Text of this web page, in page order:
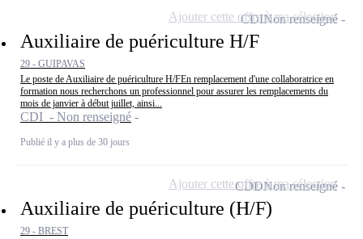
Auxiliaire de puériculture H/F
29 - GUIPAVAS
Le poste de Auxiliaire de puériculture H/FEn remplacement d'une collaboratrice en
formation nous recherchons un professionnel pour assurer les remplacements du
mois de janvier à début juillet, ainsi...
CDI - Non renseigné
Publié il y a plus de 30 jours
CDINon renseigné
Ajouter cette offre à ma sélection
Auxiliaire de puériculture (H/F)
29 - BREST
CDDNon renseigné
Ajouter cette offre à ma sélection